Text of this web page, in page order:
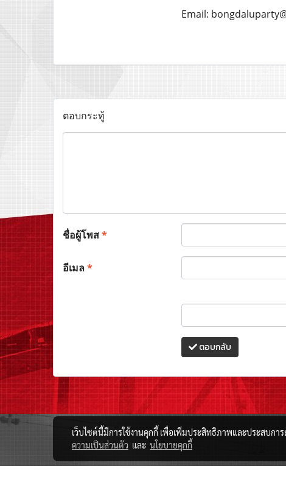
Email:
ตอบกระทู้
ชื่อผู้โพส*
อีเมล*
ตอบกลับ
เว็บไซต์นี้มีการใช้งานคุกกี้ เพื่อเพิ่มประสิทธิภาพและประสบกา
ความเป็นส่วนตัว และ นโยบายคุกกี้